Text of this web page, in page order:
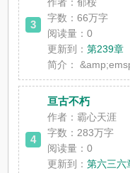
3
字数：66万字
阅读量：0
更新到：第239章
简介：
4
亘古不朽
作者：霸心天涯
字数：283万字
阅读量：0
更新到：第六三六